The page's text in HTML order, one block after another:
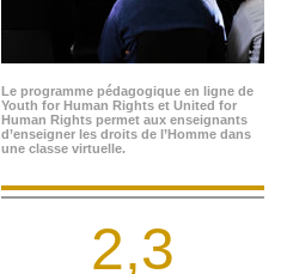
Le programme pédagogique en ligne de
Youth for Human Rights et United for
Human Rights permet aux enseignants
d’enseigner les droits de l’Homme dans
une classe virtuelle.
2,3